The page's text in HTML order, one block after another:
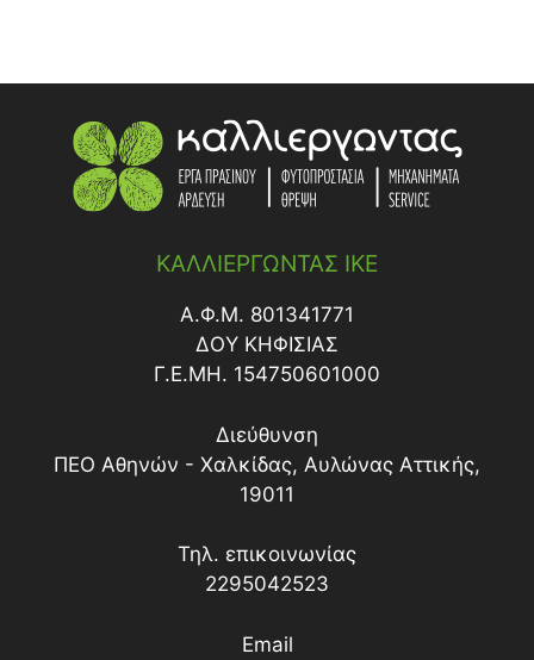
ΚΑΛΛΙΕΡΓΩΝΤΑΣ ΙΚΕ
Α.Φ.Μ. 801341771
ΔΟY ΚΗΦΙΣΙΑΣ
Γ.Ε.ΜΗ. 154750601000
Διεύθυνση
ΠΕΟ Αθηνών - Χαλκίδας, Αυλώνας Αττικής,
19011
Τηλ. επικοινωνίας
2295042523
Email